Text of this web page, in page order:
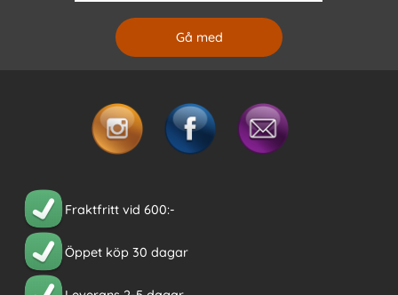
Fraktfritt vid 600:-
Öppet köp 30 dagar